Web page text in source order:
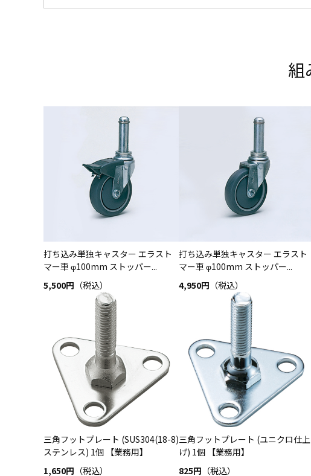
組
打ち込み単独キャスター エラスト
マー車 φ100mm ストッパー...
5,500円 （税込）
打ち込み単独キャスター エラスト
マー車 φ100mm ストッパー...
4,950円 （税込）
三角フットプレート (SUS304(18-8)
ステンレス) 1個 【業務用】
1,650円 （税込）
三角フットプレート (ユニクロ仕上
げ) 1個 【業務用】
825円 （税込）